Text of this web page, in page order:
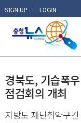
SIGN UP | LOGIN
경북도, 기습폭
점검회의 개최
지방도 재난취약구